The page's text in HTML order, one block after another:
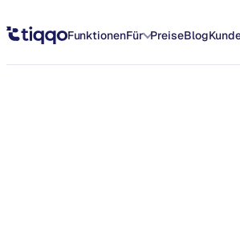
FunktionenFür PreiseBlog